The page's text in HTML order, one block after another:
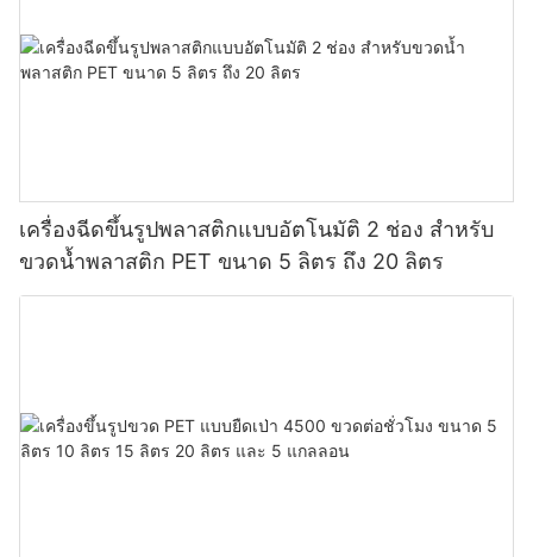
เครื่องฉีดขึ้นรูปพลาสติกแบบอัตโนมัติ 2 ช่อง สำหรับ
ขวดน้ำพลาสติก PET ขนาด 5 ลิตร ถึง 20 ลิตร